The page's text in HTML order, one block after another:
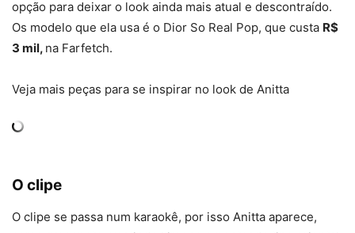
opção para deixar o look ainda mais atual e descontraído.
Os modelo que ela usa é o Dior So Real Pop, que custa R$
3 mil, na Farfetch.
Veja mais peças para se inspirar no look de Anitta
O clipe
O clipe se passa num karaokê, por isso Anitta aparece,